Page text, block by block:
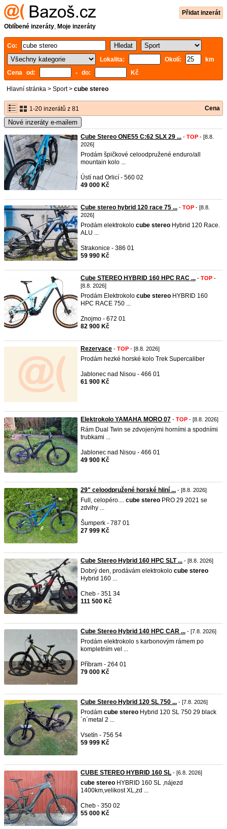
Přidat inzerát
Oblíbené inzeráty, Moje inzeráty
Co:
Lokalita:
Okolí:
km
Cena od:
- do: Kč
Hlavní stránka > Sport> cube stereo
1-20 inzerátů z 81 Cena
Nové inzeráty e-mailem
Cube Stereo ONE55 C:62 SLX 29 ... - TOP - [8.8.
2026]
Prodám špičkové celoodpružené enduro/all
mountain kolo ...
Ústí nad Orlicí - 560 02
49 000 Kč
Cube stereo hybrid 120 race 75 ... - TOP - [8.8.
2026]
Prodám elektrokolo cube stereo Hybrid 120 Race.
ALU ...
Strakonice - 386 01
59 990 Kč
Cube STEREO HYBRID 160 HPC RAC ... - TOP -
[8.8. 2026]
Prodám Elektrokolo cube stereo HYBRID 160
HPC RACE 750 ...
Znojmo - 672 01
82 900 Kč
Rezervace - TOP - [8.8. 2026]
Prodám hezké horské kolo Trek Supercaliber
Jablonec nad Nisou - 466 01
61 900 Kč
Elektrokolo YAMAHA MORO 07 - TOP - [8.8. 2026]
Rám Dual Twin se zdvojenými horními a spodními
trubkami ...
Jablonec nad Nisou - 466 01
49 900 Kč
29" celoodpružené horské hliní ... - [8.8. 2026]
Full, celopéro.... cube stereo PRO 29 2021 se
zdvihy ...
Šumperk - 787 01
27 999 Kč
Cube Stereo Hybrid 160 HPC SLT ... - [8.8. 2026]
Dobrý den, prodávám elektrokolo cube stereo
Hybrid 160 ...
Cheb - 351 34
111 500 Kč
Cube Stereo Hybrid 140 HPC CAR ... - [7.8. 2026]
Prodám elektrokolo s karbonovým rámem po
kompletním vel ...
Příbram - 264 01
79 000 Kč
Cube Stereo Hybrid 120 SL 750 ... - [7.8. 2026]
Prodám cube stereo Hybrid 120 SL 750 29 black
´n´metal 2 ...
Vsetín - 756 54
59 999 Kč
CUBE STEREO HYBRID 160 SL - [6.8. 2026]
cube stereo HYBRID 160 SL ,nájezd
1400km,velikost XL,zd ...
Cheb - 350 02
55 000 Kč